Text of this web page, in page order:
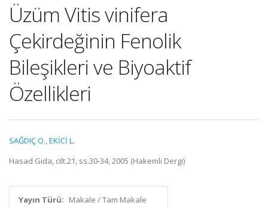
Üzüm Vitis vinifera
Çekirdeğinin Fenolik
Bileşikleri ve Biyoaktif
Özellikleri
SAĞDIÇ O.,EKİCİ L.
Hasad Gıda, cilt.21, ss.30-34, 2005 (Hakemli Dergi)
Yayın Türü: Makale / Tam Makale